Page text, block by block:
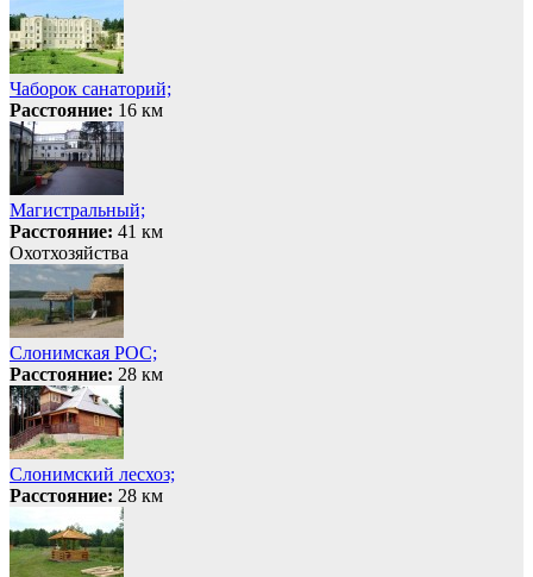
Чаборок санаторий;
Расстояние: 16 км
Магистральный;
Расстояние: 41 км
Охотхозяйства
Слонимская РОС;
Расстояние: 28 км
Слонимский лесхоз;
Расстояние: 28 км